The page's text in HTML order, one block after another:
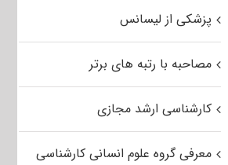
پزشکی از لیسانس
مصاحبه با رتبه های برتر
کارشناسی ارشد مجازی
معرفی گروه علوم انسانی کارشناسی